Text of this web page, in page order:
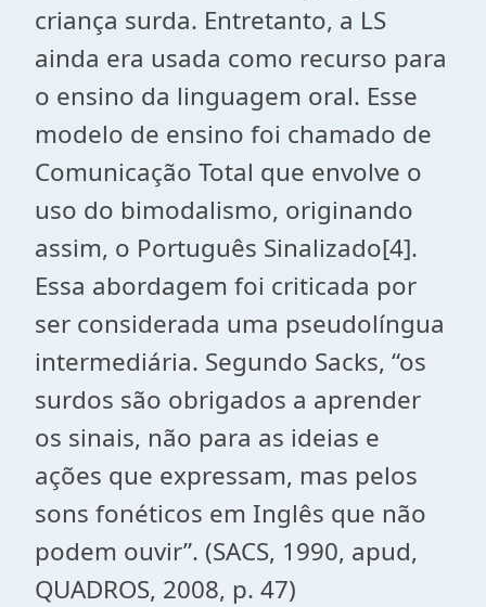
criança surda. Entretanto, a LS
ainda era usada como recurso para
o ensino da linguagem oral. Esse
modelo de ensino foi chamado de
Comunicação Total que envolve o
uso do bimodalismo, originando
assim, o Português Sinalizado[4].
Essa abordagem foi criticada por
ser considerada uma pseudolíngua
intermediária. Segundo Sacks, “os
surdos são obrigados a aprender
os sinais, não para as ideias e
ações que expressam, mas pelos
sons fonéticos em Inglês que não
podem ouvir”. (SACS, 1990, apud,
QUADROS, 2008, p. 47)